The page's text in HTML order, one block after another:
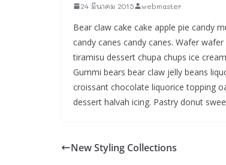
24 มีนาคม 2015 webmaster
Bear claw cake cake apple pie candy
candy canes candy canes. Wafer
tiramisu dessert chupa chups ice
Gummi bears bear claw jelly beans
croissant chocolate liquorice topping
dessert halvah icing. Pastry donut
New Styling Collections